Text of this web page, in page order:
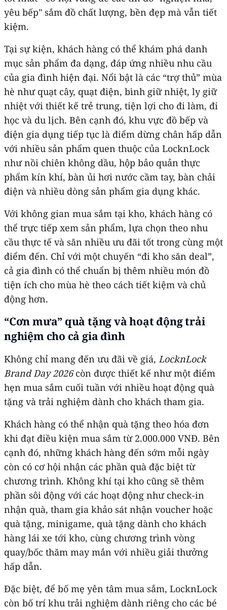
yêu bếp" sắm đồ chất lượng, bền đẹp mà vẫn tiết
kiệm.
Tại sự kiện, khách hàng có thể khám phá danh
mục sản phẩm đa dạng, đáp ứng nhiều nhu cầu
của gia đình hiện đại. Nổi bật là các “trợ thủ” mùa
hè như quạt cây, quạt điện, bình giữ nhiệt, ly giữ
nhiệt với thiết kế trẻ trung, tiện lợi cho đi làm, đi
học và du lịch. Bên cạnh đó, khu vực đồ bếp và
điện gia dụng tiếp tục là điểm dừng chân hấp dẫn
với nhiều sản phẩm quen thuộc của LocknLock
như nồi chiên không dầu, hộp bảo quản thực
phẩm kín khí, bàn ủi hơi nước cầm tay, bàn chải
điện và nhiều dòng sản phẩm gia dụng khác.
Với không gian mua sắm tại kho, khách hàng có
thể trực tiếp xem sản phẩm, lựa chọn theo nhu
cầu thực tế và săn nhiều ưu đãi tốt trong cùng một
điểm đến. Chỉ với một chuyến “đi kho săn deal”,
cả gia đình có thể chuẩn bị thêm nhiều món đồ
tiện ích cho mùa hè theo cách tiết kiệm và chủ
động hơn.
“Cơn mưa” quà tặng và hoạt động trải
nghiệm cho cả gia đình
Không chỉ mang đến ưu đãi về giá, LocknLock
Brand Day 2026còn được thiết kế như một điểm
hẹn mua sắm cuối tuần với nhiều hoạt động quà
tặng và trải nghiệm dành cho khách tham gia.
Khách hàng có thể nhận quà tặng theo hóa đơn
khi đạt điều kiện mua sắm từ 2.000.000 VNĐ. Bên
cạnh đó, những khách hàng đến sớm mỗi ngày
còn có cơ hội nhận các phần quà đặc biệt từ
chương trình. Không khí tại kho cũng sẽ thêm
phần sôi động với các hoạt động như check-in
nhận quà, tham gia khảo sát nhận voucher hoặc
quà tặng, minigame, quà tặng dành cho khách
hàng lái xe tới kho, cùng chương trình vòng
quay/bốc thăm may mắn với nhiều giải thưởng
hấp dẫn.
Đặc biệt, để bố mẹ yên tâm mua sắm, LocknLock
còn bố trí khu trải nghiệm dành riêng cho các bé